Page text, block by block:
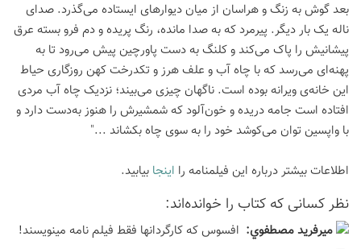
بعد گوش به زنگ و هراسان از میان دیوارهای ایستاده می‌گذرد. صدای
ناله یک بار دیگر. پیرمرد که به صدا مانده، رنگ پریده و دم فرو بسته عرق
پیشانیش را پاک می‌کند و کلنگ به دست پاورچین پیش می‌رود تا به
پهنه‌ای می‌رسد که با چاه آب و علف هرز و تکدرخت کهن روزگاری حیاط
این خانه‌ی ویرانه بوده است. ناگهان چیزی می‌بیند؛ نزدیک چاه آب مردی
افتاده است جامه دریده و خون‌آلود که شمشیرش را هنوز به‌دست دارد و
با واپسین توان می‌کوشد خود را به سوی چاه بکشاند ..."
اطلاعات بیشتر درباره این فیلمنامه را اینجا بیابید.
نظر كسانی كه كتاب را خوانده‌اند:
ميرفريد مصطفوي: افسوس که کارگردانها فقط فیلم نامه مینویسند!